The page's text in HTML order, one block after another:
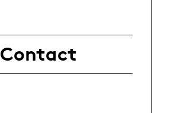
Contact